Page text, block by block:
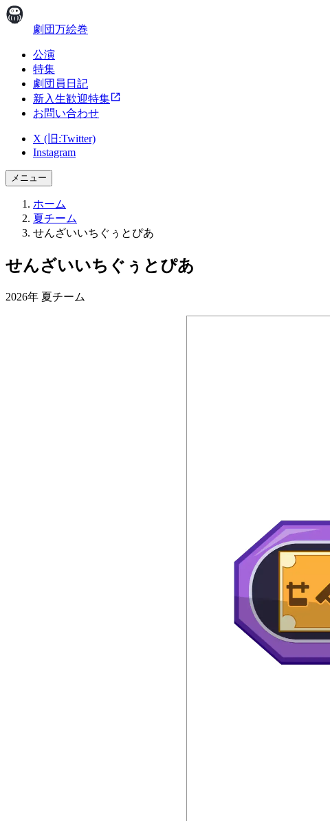
劇団万絵巻
公演
特集
劇団員日記
新入生歓迎特集
お問い合わせ
X (旧:Twitter)
Instagram
メニュー
ホーム
夏チーム
せんざいいちぐぅとぴあ
せんざいいちぐぅとぴあ
2026年 夏チーム